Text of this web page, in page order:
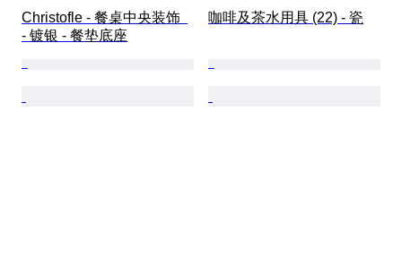
Christofle - 餐桌中央装饰
- 镀银 - 餐垫底座
咖啡及茶水用具 (22) - 瓷